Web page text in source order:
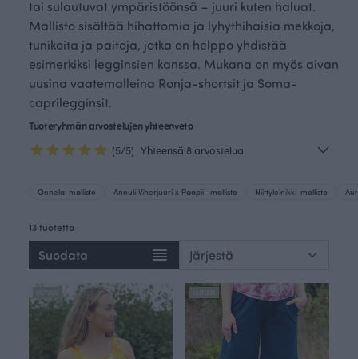
tai sulautuvat ympäristöönsä – juuri kuten haluat.
Mallisto sisältää hihattomia ja lyhythihaisia mekkoja,
tunikoita ja paitoja, jotka on helppo yhdistää
esimerkiksi legginsien kanssa. Mukana on myös aivan
uusina vaatemalleina Ronja-shortsit ja Soma-
caprilegginsit.
Tuoteryhmän arvostelujen yhteenveto
(5/5) Yhteensä 8 arvostelua
Onnela-mallisto Annuli Viherjuuri x Paapii -mallisto Niittyleinikki-mallisto
13 tuotetta
Suodata